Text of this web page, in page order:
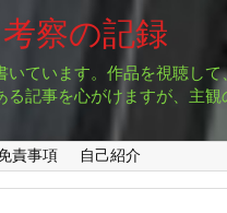
察の記録
いています。作品を視聴し
記事を心がけますが、主
責事項 自己紹介